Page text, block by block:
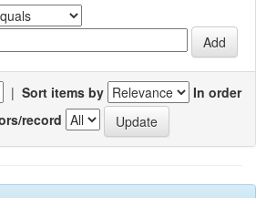
| Sort items by
In order
record